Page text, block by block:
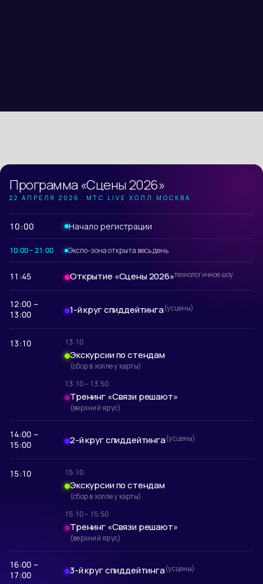
Программа «Сцены 2026»
22 АПРЕЛЯ 2026. МТС LIVE ХОЛЛ МОСКВА
10:00 Начало регистрации
10:00 – 21:00 Экспо-зона открыта весь день
11:45 Открытие «Сцены 2026»технологичное шоу
12:00 –
13:00
1-й круг спиддейтинга(у сцены)
13:10
13:10 – 13:50
Тренинг «Связи решают»
(верхний ярус)
13:10
Экскурсии по стендам
(сбор в холле у карты)
14:00 –
15:00
2-й круг спиддейтинга(у сцены)
15:10
15:10 – 15:50
Тренинг «Связи решают»
(верхний ярус)
15:10
Экскурсии по стендам
(сбор в холле у карты)
16:00 –
17:00
3-й круг спиддейтинга(у сцены)